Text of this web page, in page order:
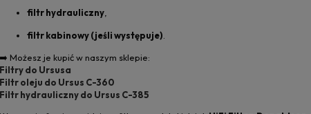
filtr hydrauliczny,
filtr kabinowy (jeśli występuje).
➡️ Możesz je kupić w naszym sklepie:
Filtry do Ursusa
Filtr oleju do Ursus C-360
Filtr hydrauliczny do Ursus C-385